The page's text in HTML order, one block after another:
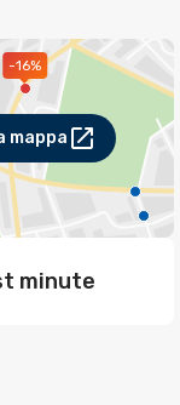
-16%
mappa
minute